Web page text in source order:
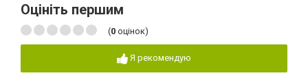
Оцініть першим
(0 оцінок)
Я рекомендую